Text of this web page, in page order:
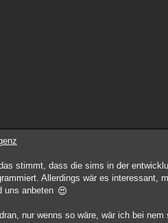
stimmt, dass die sims in der
Allerdings wär es interessant,
uns anbeten
nur wenns so wäre, wär ich bei